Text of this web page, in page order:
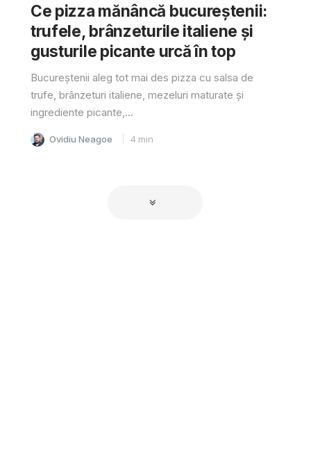
Ce pizza mănâncă bucureștenii:
trufele, brânzeturile italiene și
gusturile picante urcă în top
Bucureștenii aleg tot mai des pizza cu salsa de
trufe, brânzeturi italiene, mezeluri maturate și
ingrediente picante,...
Ovidiu Neagoe 4 min